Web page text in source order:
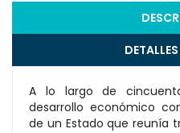
A lo largo de
desarrollo económico
de un Estado que reunía